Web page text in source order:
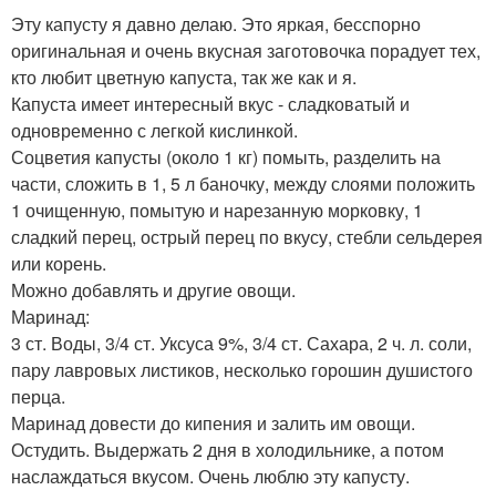
Эту капусту я давно делаю. Это яркая, бесспорно
оригинальная и очень вкусная заготовочка порадует тех,
кто любит цветную капуста, так же как и я.
Капуста имеет интересный вкус - сладковатый и
одновременно с легкой кислинкой.
Соцветия капусты (около 1 кг) помыть, разделить на
части, сложить в 1, 5 л баночку, между слоями положить
1 очищенную, помытую и нарезанную морковку, 1
сладкий перец, острый перец по вкусу, стебли сельдерея
или корень.
Можно добавлять и другие овощи.
Маринад:
3 ст. Воды, 3/4 ст. Уксуса 9%, 3/4 ст. Сахара, 2 ч. л. соли,
пару лавровых листиков, несколько горошин душистого
перца.
Маринад довести до кипения и залить им овощи.
Остудить. Выдержать 2 дня в холодильнике, а потом
наслаждаться вкусом. Очень люблю эту капусту.